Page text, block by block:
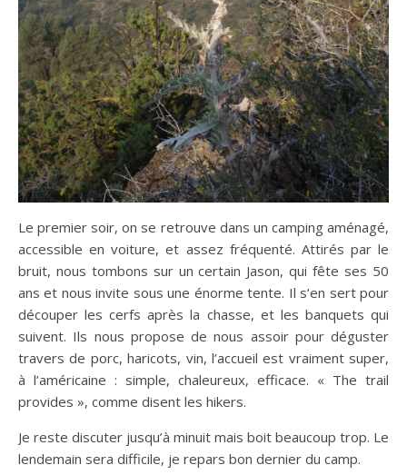
Le premier soir, on se retrouve dans un camping aménagé,
accessible en voiture, et assez fréquenté. Attirés par le
bruit, nous tombons sur un certain Jason, qui fête ses 50
ans et nous invite sous une énorme tente. Il s’en sert pour
découper les cerfs après la chasse, et les banquets qui
suivent. Ils nous propose de nous assoir pour déguster
travers de porc, haricots, vin, l’accueil est vraiment super,
à l’américaine : simple, chaleureux, efficace. « The trail
provides », comme disent les hikers.
Je reste discuter jusqu’à minuit mais boit beaucoup trop. Le
lendemain sera difficile, je repars bon dernier du camp.